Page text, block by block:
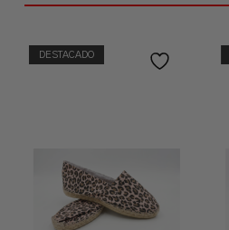
DESTACADO